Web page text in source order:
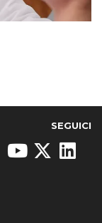
SEGUICI